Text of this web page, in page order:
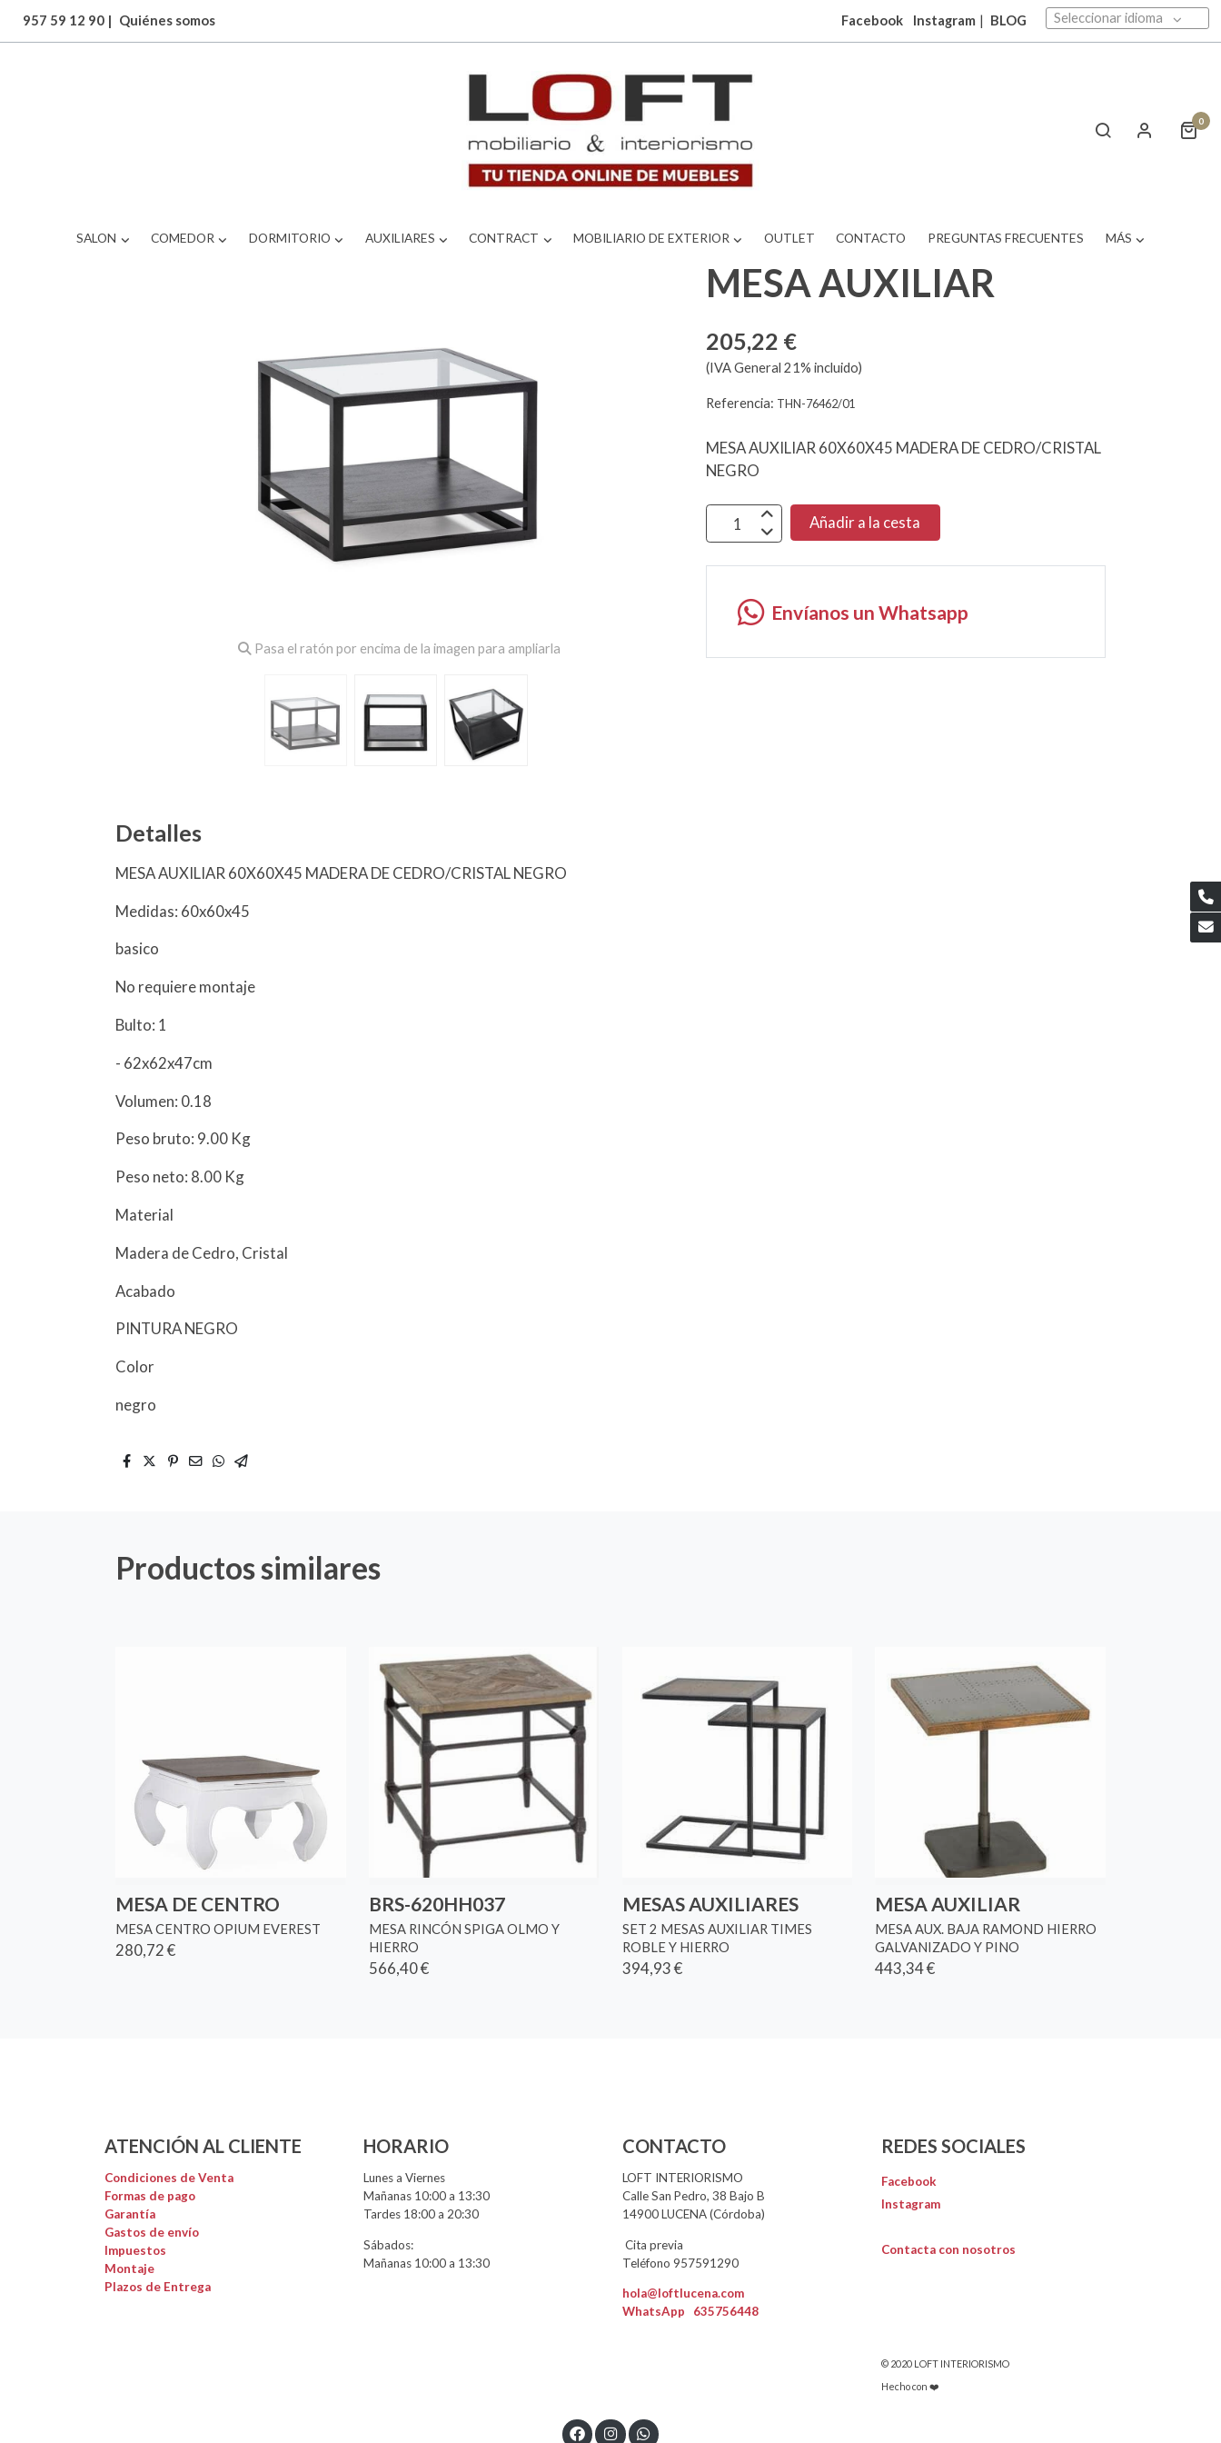
957 59 12 90 | Quiénes somos Facebook Instagram | BLOG Seleccionar idioma
0
SALON COMEDOR DORMITORIO AUXILIARES CONTRACT MOBILIARIO DE EXTERIOR OUTLET CONTACTO PREGUNTAS FRECUENTES MÁS
Pasa el ratón por encima de la imagen para ampliarla
Detalles
MESA AUXILIAR 60X60X45 MADERA DE CEDRO/CRISTAL NEGRO
Medidas: 60x60x45
basico
No requiere montaje
Bulto: 1
- 62x62x47cm
Volumen: 0.18
Peso bruto: 9.00 Kg
Peso neto: 8.00 Kg
Material
Madera de Cedro, Cristal
Acabado
PINTURA NEGRO
Color
negro
MESA AUXILIAR
205,22 €
(IVA General 21% incluido)
Referencia: THN-76462/01
MESA AUXILIAR 60X60X45 MADERA DE CEDRO/CRISTAL
NEGRO
Añadir a la cesta
Envíanos un Whatsapp
Productos similares
MESA DE CENTRO
MESA CENTRO OPIUM EVEREST
280,72 €
BRS-620HH037
MESA RINCÓN SPIGA OLMO Y
HIERRO
566,40 €
MESAS AUXILIARES
SET 2 MESAS AUXILIAR TIMES
ROBLE Y HIERRO
394,93 €
MESA AUXILIAR
MESA AUX. BAJA RAMOND HIERRO
GALVANIZADO Y PINO
443,34 €
ATENCIÓN AL CLIENTE
Condiciones de Venta
Formas de pago
Garantía
Gastos de envío
Impuestos
Montaje
Plazos de Entrega
HORARIO
Lunes a Viernes
Mañanas 10:00 a 13:30
Tardes 18:00 a 20:30
Sábados:
Mañanas 10:00 a 13:30
CONTACTO
LOFT INTERIORISMO
Calle San Pedro, 38 Bajo B
14900 LUCENA (Córdoba)
Cita previa
Teléfono 957591290
hola@loftlucena.com
WhatsApp 635756448
REDES SOCIALES
Facebook
Instagram
Contacta con nosotros
© 2020 LOFT INTERIORISMO
Hecho con ❤️